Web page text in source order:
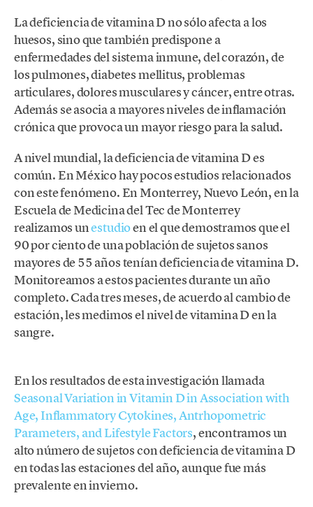
La deficiencia de vitamina D no sólo afecta a los
huesos, sino que también predispone a
enfermedades del sistema inmune, del corazón, de
los pulmones, diabetes mellitus, problemas
articulares, dolores musculares y cáncer, entre otras.
Además se asocia a mayores niveles de inflamación
crónica que provoca un mayor riesgo para la salud.
A nivel mundial, la deficiencia de vitamina D es
común. En México hay pocos estudios relacionados
con este fenómeno. En Monterrey, Nuevo León, en la
Escuela de Medicina del Tec de Monterrey
realizamos unestudioen el que demostramos que el
90 por ciento de una población de sujetos sanos
mayores de 55 años tenían deficiencia de vitamina D.
Monitoreamos a estos pacientes durante un año
completo. Cada tres meses, de acuerdo al cambio de
estación, les medimos el nivel de vitamina D en la
sangre.
En los resultados de esta investigación llamada
Seasonal Variation in Vitamin D in Association with
Age, Inflammatory Cytokines, Antrhopometric
Parameters, and Lifestyle Factors, encontramos un
alto número de sujetos con deficiencia de vitamina D
en todas las estaciones del año, aunque fue más
prevalente en invierno.